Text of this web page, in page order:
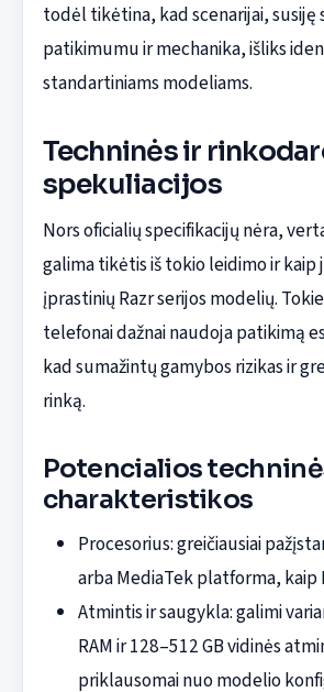
todėl tikėtina, kad scenarijai, susiję
patikimumu ir mechanika, išliks
standartiniams modeliams.
Techninės ir
spekuliacijos
Nors oficialių specifikacijų nėra,
galima tikėtis iš tokio leidimo ir kaip
įprastinių Razr serijos modelių.
telefonai dažnai naudoja patikimą
kad sumažintų gamybos rizikas ir
rinką.
Potencialios
charakteristikos
Procesorius: greičiausiai
arba MediaTek platforma, kaip
Atmintis ir saugykla: galimi
RAM ir 128–512 GB vidinės
priklausomai nuo modelio